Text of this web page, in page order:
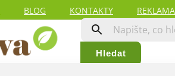
BLOG KONTAKTY
Hledat